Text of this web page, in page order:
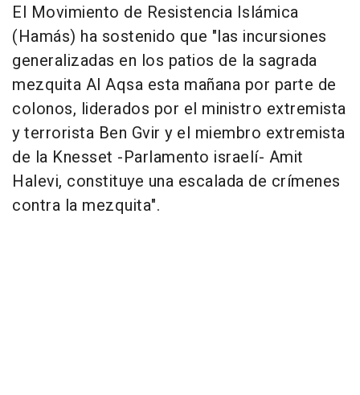
El Movimiento de Resistencia Islámica
(Hamás) ha sostenido que "las incursiones
generalizadas en los patios de la sagrada
mezquita Al Aqsa esta mañana por parte de
colonos, liderados por el ministro extremista
y terrorista Ben Gvir y el miembro extremista
de la Knesset -Parlamento israelí- Amit
Halevi, constituye una escalada de crímenes
contra la mezquita".